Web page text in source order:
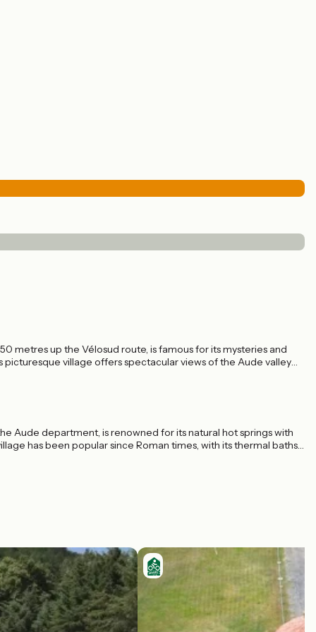
metres up the Vélosud route, is famous for its mysteries and
village offers spectacular views of the Aude valley
Aude department, is renowned for its natural hot springs with
has been popular since Roman times, with its thermal baths